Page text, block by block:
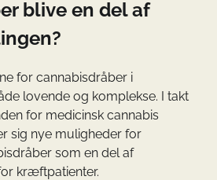
blive en del af
for cannabisdråber i
lovende og komplekse. I takt
for medicinsk cannabis
sig nye muligheder for
som en del af
kræftpatienter.